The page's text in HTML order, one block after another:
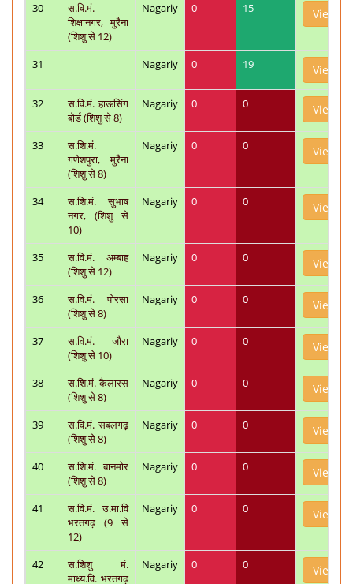
30
स.वि.मं.
शिक्षानगर, मुरैना
(शिशु से 12)
Nagariy 0 15 View
31 Nagariy 0 19 View
32
स.वि.मं. हाऊसिंग
बोर्ड (शिशु से 8)
Nagariy 0 0 View
33
स.शि.मं.
गणेशपुरा, मुरैना
(शिशु से 8)
Nagariy 0 0 View
34
स.शि.मं. सुभाष
नगर, (शिशु से
10)
Nagariy 0 0 View
35
स.वि.मं. अम्बाह
(शिशु से 12)
Nagariy 0 0 View
36
स.वि.मं. पोरसा
(शिशु से 8)
Nagariy 0 0 View
37
स.वि.मं. जौरा
(शिशु से 10)
Nagariy 0 0 View
38
स.शि.मं. कैलारस
(शिशु से 8)
Nagariy 0 0 View
39
स.वि.मं. सबलगढ़
(शिशु से 8)
Nagariy 0 0 View
40
स.शि.मं. बानमोर
(शिशु से 8)
Nagariy 0 0 View
41
स.वि.मं. उ.मा.वि
भरतगढ़ (9 से
12)
Nagariy 0 0 View
42
स.शिशु मं.
माध्य.वि. भरतगढ़
Nagariy 0 0 View